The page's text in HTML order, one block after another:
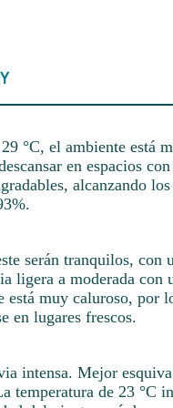
°C, el ambiente está
en espacios
alcanzando
serán tranquilos, con
ligera a moderada con
está muy caluroso, por
en lugares frescos.
intensa. Mejor
temperatura de 23 °C